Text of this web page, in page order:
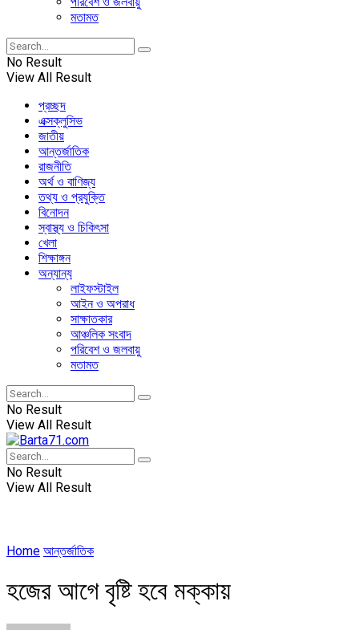
মতামত
No Result
View All Result
প্রচ্ছদ
এক্সক্লুসিভ
জাতীয়
আন্তর্জাতিক
রাজনীতি
অর্থ ও বাণিজ্য
তথ্য ও প্রযুক্তি
বিনোদন
স্বাস্থ্য ও চিকিৎসা
খেলা
শিক্ষাঙ্গন
অন্যান্য
লাইফস্টাইল
আইন ও অপরাধ
সাক্ষাতকার
আঞ্চলিক সংবাদ
পরিবেশ ও জলবায়ু
মতামত
No Result
View All Result
No Result
View All Result
Home আন্তর্জাতিক
হজের আগে বৃষ্টি হবে মক্কায়